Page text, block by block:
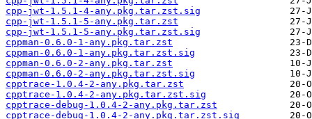
cpp-jwt-1.5.1-4-any.pkg.tar.zst.sig
cpp-jwt-1.5.1-5-any.pkg.tar.zst
cpp-jwt-1.5.1-5-any.pkg.tar.zst.sig
cppman-0.6.0-1-any.pkg.tar.zst
cppman-0.6.0-1-any.pkg.tar.zst.sig
cppman-0.6.0-2-any.pkg.tar.zst
cppman-0.6.0-2-any.pkg.tar.zst.sig
cpptrace-1.0.4-2-any.pkg.tar.zst
cpptrace-1.0.4-2-any.pkg.tar.zst.sig
cpptrace-debug-1.0.4-2-any.pkg.tar.zst
cpptrace-debug-1.0.4-2-any.pkg.tar.zst.sig